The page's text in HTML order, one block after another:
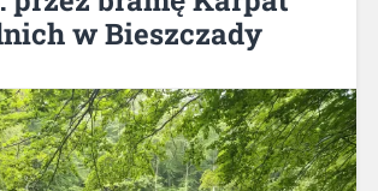
w Bieszczady